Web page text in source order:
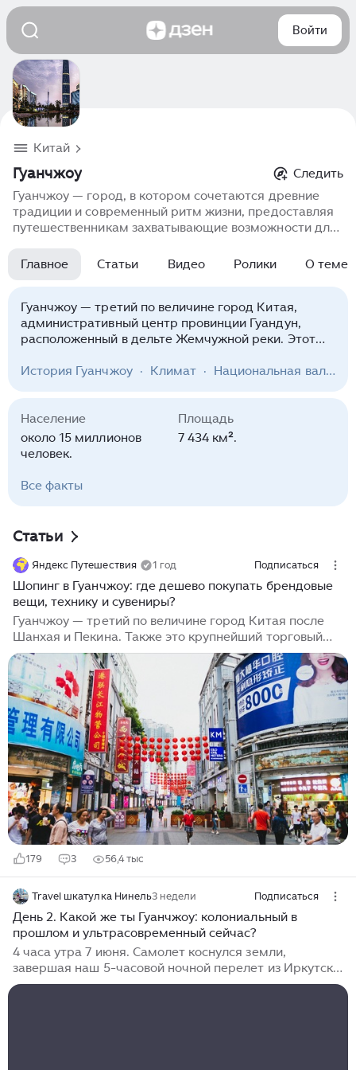
Войти
Китай
Гуанчжоу
Следить
Гуанчжоу — город, в котором сочетаются древние
традиции и современный ритм жизни, предоставляя
путешественникам захватывающие возможности для
культурных мероприятиях и народных обычаях,
которые делают Гуанчжоу, Буэнос-Айрес
настоящему узнать город.
Главное Статьи Видео Ролики О теме
Гуанчжоу — третий по величине город Китая,
административный центр провинции Гуандун,
расположенный в дельте Жемчужной реки. Этот
ключевой экономический и культурный центр
архитектуры и футуристических небоскрёбов,
богатым культурным наследием и развитой
инфраструктурой. Особую известность Гуанчжоу
торговым выставкам и статусу одного из
История Гуанчжоу · Климат · Национальная валюта
Население
около 15 миллионов
человек.
Площадь
7 434 км².
Вcе факты
Статьи
Яндекс Путешествия 1 год Подписаться
Шопинг в Гуанчжоу: где дешево покупать брендовые
вещи, технику и сувениры?
Гуанчжоу — третий по величине город Китая после
Шанхая и Пекина. Также это крупнейший торговый
центр страны. Здесь можно заняться шопингом на
любой вкус: есть как элитные бутики, так и
масштабные оптовые рынки. Город привлекает
внимание покупателей со всего мира, предлагая
разнообразные товары по конкурентным ценам.
Расскажу, где и как закупаться в Гуанчжоу туристу.
Гуанчжоу известен как один из ключевых центров
текстильной промышленности в Китае. Здесь можно
приобрести одежду, обувь и аксессуары...
179 3 56,4 тыс
Travel шкатулка Нинель3 недели Подписаться
День 2. Какой же ты Гуанчжоу: колониальный в
прошлом и ультрасовременный сейчас?
4 часа утра 7 июня. Самолет коснулся земли,
завершая наш 5-часовой ночной перелет из Иркутска.
Несмотря на усталость, внутри всё трепетало — мы